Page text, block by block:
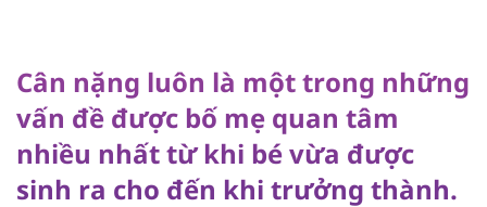
Cân nặng luôn là một trong những
vấn đề được bố mẹ quan tâm
nhiều nhất từ khi bé vừa được
sinh ra cho đến khi trưởng thành.